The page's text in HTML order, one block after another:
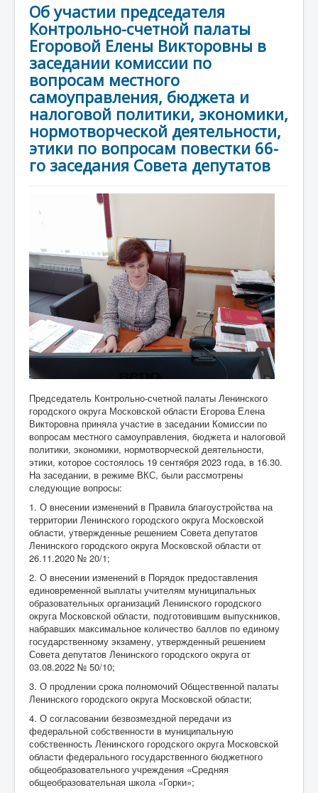
Об участии председателя
Контрольно-счетной палаты
Егоровой Елены Викторовны в
заседании комиссии по
вопросам местного
самоуправления, бюджета и
налоговой политики, экономики,
нормотворческой деятельности,
этики по вопросам повестки 66-
го заседания Совета депутатов
Председатель Контрольно-счетной палаты Ленинского
городского округа Московской области Егорова Елена
Викторовна приняла участие в заседании Комиссии по
вопросам местного самоуправления, бюджета и налоговой
политики, экономики, нормотворческой деятельности,
этики, которое состоялось 19 сентября 2023 года, в 16.30.
На заседании, в режиме ВКС, были рассмотрены
следующие вопросы:
1. О внесении изменений в Правила благоустройства на
территории Ленинского городского округа Московской
области, утвержденные решением Совета депутатов
Ленинского городского округа Московской области от
26.11.2020 № 20/1;
2. О внесении изменений в Порядок предоставления
единовременной выплаты учителям муниципальных
образовательных организаций Ленинского городского
округа Московской области, подготовившим выпускников,
набравших максимальное количество баллов по единому
государственному экзамену, утвержденный решением
Совета депутатов Ленинского городского округа от
03.08.2022 № 50/10;
3. О продлении срока полномочий Общественной палаты
Ленинского городского округа Московской области;
4. О согласовании безвозмездной передачи из
федеральной собственности в муниципальную
собственность Ленинского городского округа Московской
области федерального государственного бюджетного
общеобразовательного учреждения «Средняя
общеобразовательная школа «Горки»;